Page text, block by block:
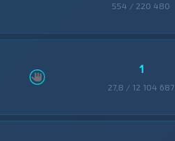
554 / 220 480
1
27,8 / 12 104 687